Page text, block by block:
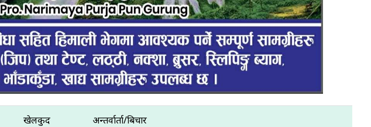
खेलकुद अन्तर्वार्ता/बिचार